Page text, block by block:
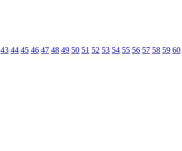
43 44 45 46 47 48 49 50 51 52 53 54 55 56 57 58 59 60